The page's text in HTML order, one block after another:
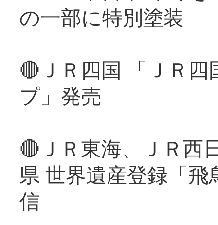
の一部に特別塗装
🔴ＪＲ四国 「ＪＲ
プ」発売
🔴ＪＲ東海、ＪＲ西
県 世界遺産登録「
信